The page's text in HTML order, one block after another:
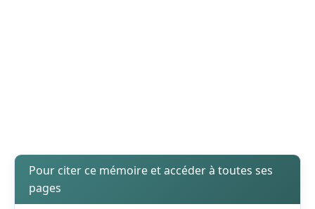
Pour citer ce mémoire et accéder à toutes ses
pages